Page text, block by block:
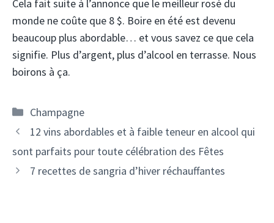
Cela fait suite à l’annonce que le meilleur rosé du
monde ne coûte que 8 $. Boire en été est devenu
beaucoup plus abordable… et vous savez ce que cela
signifie. Plus d’argent, plus d’alcool en terrasse. Nous
boirons à ça.
Catégories
Champagne
Navigation
des
12 vins abordables et à faible teneur en alcool qui
sont parfaits pour toute célébration des Fêtes
7 recettes de sangria d’hiver réchauffantes